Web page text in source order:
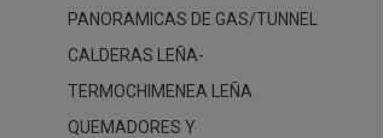
PANORAMICAS DE GAS/TUNNEL
CALDERAS LEÑA-
TERMOCHIMENEA LEÑA
QUEMADORES Y